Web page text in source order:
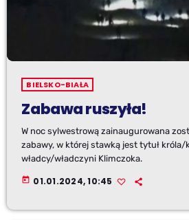
BIELSKO-BIAŁA
Zabawa ruszyła!
W noc sylwestrową zainaugurowana
zabawy, w której stawką jest tytuł króla/
władcy/władczyni Klimczoka.
today 01.01.2024, 10:45